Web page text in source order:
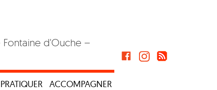
d'Ouche –
PRATIQUER ACCOMPAGNER